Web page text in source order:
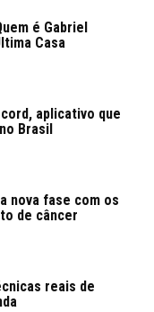
é Gabriel
Casa
aplicativo que
Brasil
nova fase com os
de câncer
reais de